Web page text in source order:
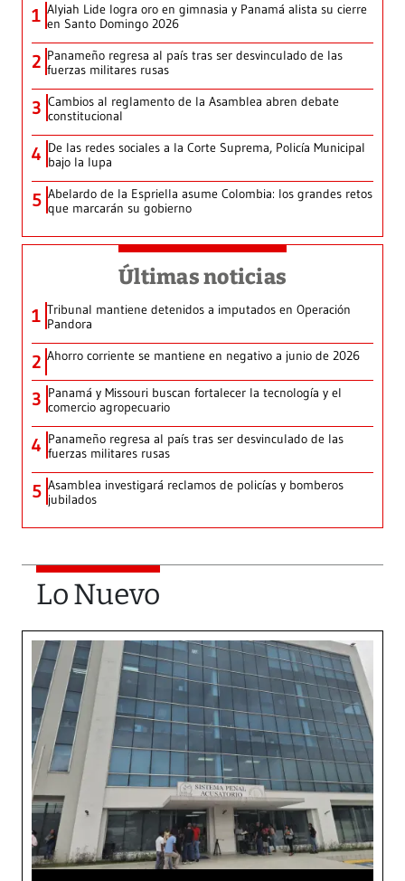
1 Alyiah Lide logra oro en gimnasia y Panamá alista su cierre
en Santo Domingo 2026
2 Panameño regresa al país tras ser desvinculado de las
fuerzas militares rusas
3 Cambios al reglamento de la Asamblea abren debate
constitucional
4 De las redes sociales a la Corte Suprema, Policía Municipal
bajo la lupa
5 Abelardo de la Espriella asume Colombia: los grandes retos
que marcarán su gobierno
Últimas noticias
1 Tribunal mantiene detenidos a imputados en Operación
Pandora
2 Ahorro corriente se mantiene en negativo a junio de 2026
3 Panamá y Missouri buscan fortalecer la tecnología y el
comercio agropecuario
4 Panameño regresa al país tras ser desvinculado de las
fuerzas militares rusas
5 Asamblea investigará reclamos de policías y bomberos
jubilados
Lo Nuevo